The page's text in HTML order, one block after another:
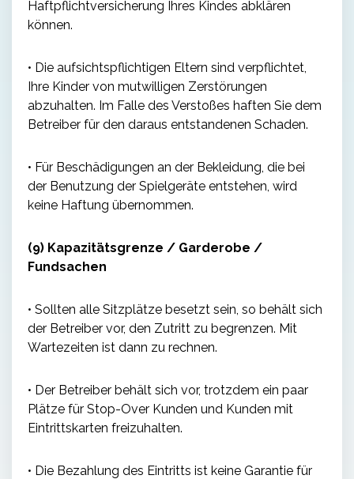
Haftpflichtversicherung Ihres Kindes abklären
können.
• Die aufsichtspflichtigen Eltern sind verpflichtet,
Ihre Kinder von mutwilligen Zerstörungen
abzuhalten. Im Falle des Verstoßes haften Sie dem
Betreiber für den daraus entstandenen Schaden.
• Für Beschädigungen an der Bekleidung, die bei
der Benutzung der Spielgeräte entstehen, wird
keine Haftung übernommen.
(9) Kapazitätsgrenze / Garderobe /
Fundsachen
• Sollten alle Sitzplätze besetzt sein, so behält sich
der Betreiber vor, den Zutritt zu begrenzen. Mit
Wartezeiten ist dann zu rechnen.
• Der Betreiber behält sich vor, trotzdem ein paar
Plätze für Stop-Over Kunden und Kunden mit
Eintrittskarten freizuhalten.
• Die Bezahlung des Eintritts ist keine Garantie für